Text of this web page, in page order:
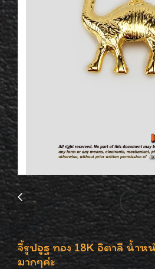
จี้รูปอูฐ ทอง 18K อิตาลี น้ำห
มากๆค่ะ